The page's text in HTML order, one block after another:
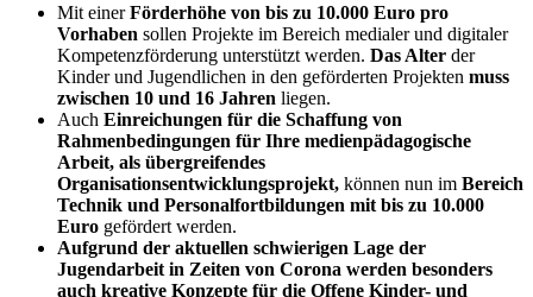
Mit einerFörderhöhe von bis zu 10.000 Euro pro
Vorhaben sollen Projekte im Bereich medialer und digitaler
Kompetenzförderung unterstützt werden. Das Alter der
Kinder und Jugendlichen in den geförderten Projekten muss
zwischen 10 und 16 Jahren liegen.
Auch Einreichungen für die Schaffung von
Rahmenbedingungen für Ihre medienpädagogische
Arbeit, als übergreifendes
Organisationsentwicklungsprojekt, können nun im Bereich
Technik und Personalfortbildungen mit bis zu 10.000
Euro gefördert werden.
Aufgrund der aktuellen schwierigen Lage der
Jugendarbeit in Zeiten von Corona werden besonders
auch kreative Konzepte für die Offene Kinder- und